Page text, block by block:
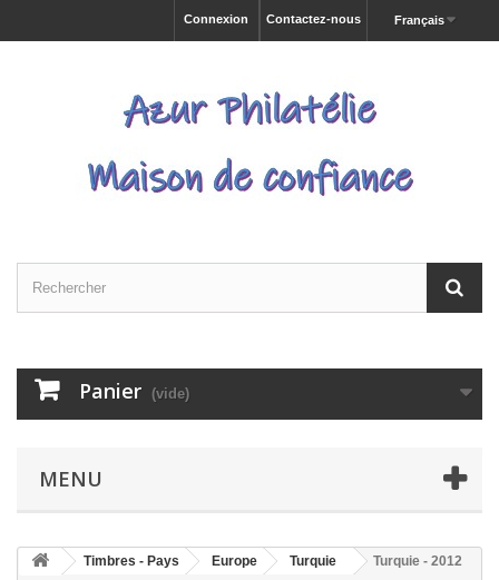
Français
Contactez-nous
Connexion
Panier (vide)
MENU
Timbres - Pays Europe Turquie
Turquie - 2012